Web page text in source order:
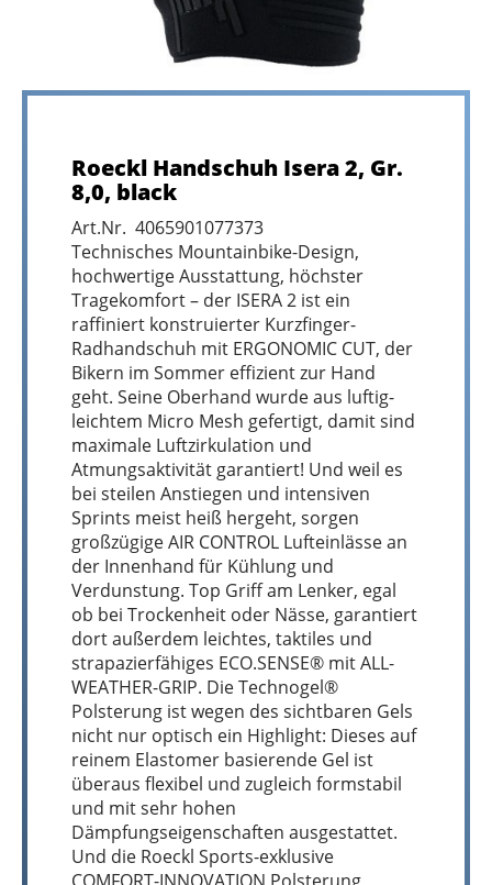
Roeckl Handschuh Isera 2, Gr.
8,0, black
Art.Nr. 4065901077373
Technisches Mountainbike-Design,
hochwertige Ausstattung, höchster
Tragekomfort – der ISERA 2 ist ein
raffiniert konstruierter Kurzfinger-
Radhandschuh mit ERGONOMIC CUT, der
Bikern im Sommer effizient zur Hand
geht. Seine Oberhand wurde aus luftig-
leichtem Micro Mesh gefertigt, damit sind
maximale Luftzirkulation und
Atmungsaktivität garantiert! Und weil es
bei steilen Anstiegen und intensiven
Sprints meist heiß hergeht, sorgen
großzügige AIR CONTROL Lufteinlässe an
der Innenhand für Kühlung und
Verdunstung. Top Griff am Lenker, egal
ob bei Trockenheit oder Nässe, garantiert
dort außerdem leichtes, taktiles und
strapazierfähiges ECO.SENSE® mit ALL-
WEATHER-GRIP. Die Technogel®
Polsterung ist wegen des sichtbaren Gels
nicht nur optisch ein Highlight: Dieses auf
reinem Elastomer basierende Gel ist
überaus flexibel und zugleich formstabil
und mit sehr hohen
Dämpfungseigenschaften ausgestattet.
Und die Roeckl Sports-exklusive